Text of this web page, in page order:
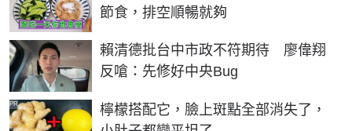
節食，排空順暢就夠
賴清德批台中市政不符期待 廖偉翔
反嗆：先修好中央Bug
檸檬搭配它，臉上斑點全部消失了，
PR